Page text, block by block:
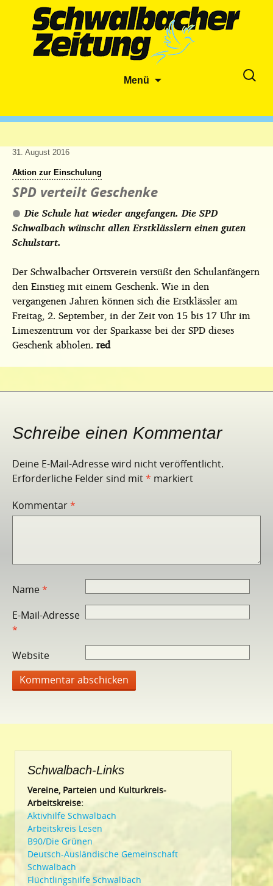
Menü
Suche
31. August 2016
Aktion zur Einschulung
SPD verteilt Geschenke
Die Schule hat wieder angefangen. Die SPD
Schwalbach wünscht allen Erstklässlern einen guten
Schulstart.
Der Schwalbacher Ortsverein versüßt den Schulanfängern
den Einstieg mit einem Geschenk. Wie in den
vergangenen Jahren können sich die Erstklässler am
Freitag, 2. September, in der Zeit von 15 bis 17 Uhr im
Limeszentrum vor der Sparkasse bei der SPD dieses
Geschenk abholen. red
Schreibe einen Kommentar
Deine E-Mail-Adresse wird nicht veröffentlicht.
Erforderliche Felder sind mit* markiert
Kommentar*
Name*
E-Mail-Adresse
*
Website
Schwalbach-Links
Vereine, Parteien und Kulturkreis-
Arbeitskreise:
Aktivhilfe Schwalbach
Arbeitskreis Lesen
B90/Die Grünen
Deutsch-Ausländische Gemeinschaft
Schwalbach
Flüchtlingshilfe Schwalbach